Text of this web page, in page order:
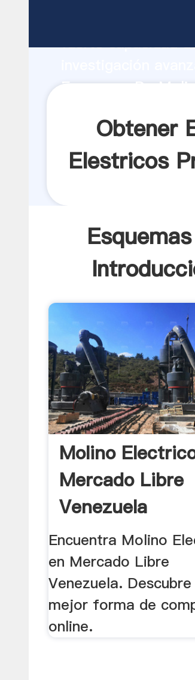
fuerte capacidad
Esquemas De
Obtener
Elestricos
Molino
Mercado Libre
Venezuela
Encuentra Molino
en Mercado Libre
Venezuela.
mejor forma de
online.